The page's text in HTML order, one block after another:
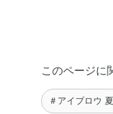
【旬のカラーアイ
作る★ 大人
このページに
＃アイブロウ